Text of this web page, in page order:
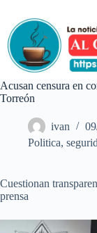
contenido
Acusan censura en
Torreón
ivan
Politica,
Cuestionan
prensa